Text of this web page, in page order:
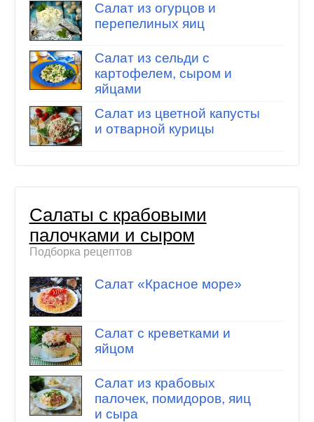
Салат из огурцов и
перепелиных яиц
Салат из сельди с
картофелем, сыром и
яйцами
Салат из цветной капусты
и отварной курицы
Салаты с крабовыми
палочками и сыром
Подборка рецептов
Салат «Красное море»
Салат с креветками и
яйцом
Салат из крабовых
палочек, помидоров, яиц
и сыра